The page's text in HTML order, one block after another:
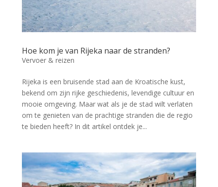
Hoe kom je van Rijeka naar de stranden?
Vervoer & reizen
Rijeka is een bruisende stad aan de Kroatische kust,
bekend om zijn rijke geschiedenis, levendige cultuur en
mooie omgeving. Maar wat als je de stad wilt verlaten
om te genieten van de prachtige stranden die de regio
te bieden heeft? In dit artikel ontdek je...